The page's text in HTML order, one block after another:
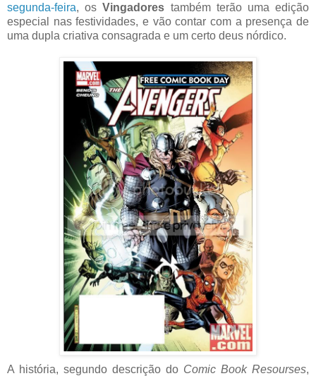
segunda-feira, osVingadores também terão uma edição
especial nas festividades, e vão contar com a presença de
uma dupla criativa consagrada e um certo deus nórdico.
A história, segundo descrição do Comic Book Resourses,